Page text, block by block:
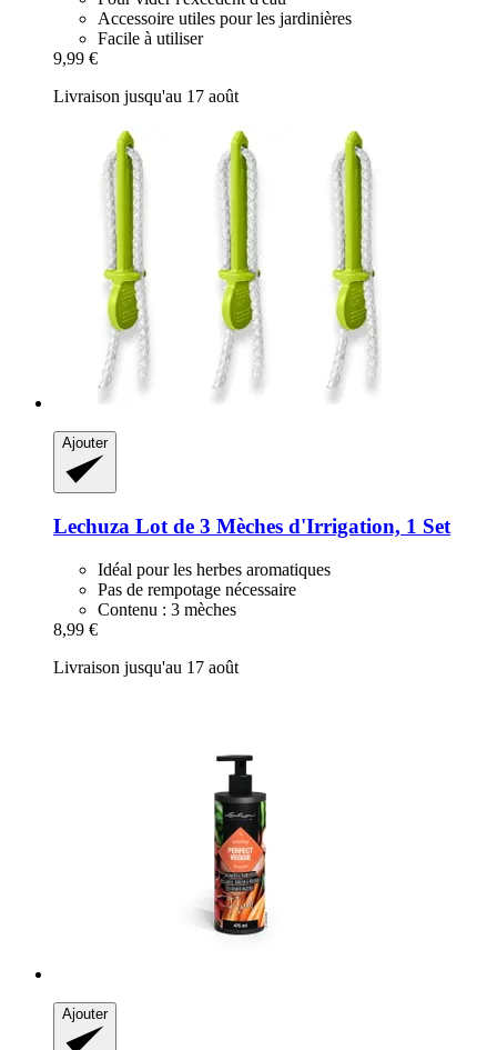
Accessoire utiles pour les jardinières
Facile à utiliser
9,99 €
Livraison jusqu'au 17 août
Ajouter
Lechuza Lot de 3 Mèches d'Irrigation, 1 Set
Idéal pour les herbes aromatiques
Pas de rempotage nécessaire
Contenu : 3 mèches
8,99 €
Livraison jusqu'au 17 août
Ajouter